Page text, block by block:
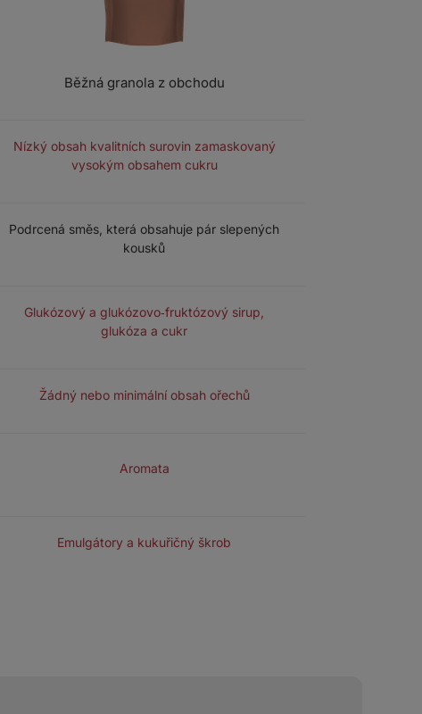
Běžná granola z obchodu
Nízký obsah kvalitních surovin zamaskovaný
vysokým obsahem cukru
Podrcená směs, která obsahuje pár slepených
kousků
Glukózový a glukózovo‑fruktózový sirup,
glukóza a cukr
Žádný nebo minimální obsah ořechů
Aromata
Emulgátory a kukuřičný škrob